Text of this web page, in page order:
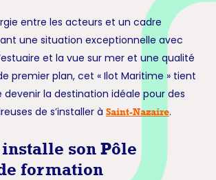
entre les acteurs et un cadre
une situation exceptionnelle avec
et la vue sur mer et une qualité
premier plan, cet « Ilot Maritime » tient
devenir la destination idéale pour des
de s’installer à Saint-Nazaire.
installe son Pôle
formation